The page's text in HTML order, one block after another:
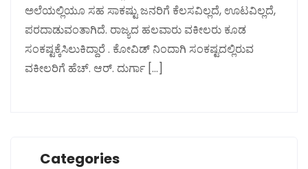
ಅಲೆಯಲ್ಲಿಯೂ ಸಹ ಸಾಕಷ್ಟು ಜನರಿಗೆ ಕೆಲಸವಿಲ್ಲದೆ, ಊಟವಿಲ್ಲದೆ,
ಪರದಾಡುವಂತಾಗಿದೆ. ರಾಜ್ಯದ ಹಲವಾರು ವಕೀಲರು ಕೂಡ
ಸಂಕಷ್ಟಕ್ಕೆಸಿಲುಕಿದ್ದಾರೆ . ಕೋವಿಡ್ ನಿಂದಾಗಿ ಸಂಕಷ್ಟದಲ್ಲಿರುವ
ವಕೀಲರಿಗೆ ಹೆಚ್. ಆರ್. ದುರ್ಗಾ […]
Categories